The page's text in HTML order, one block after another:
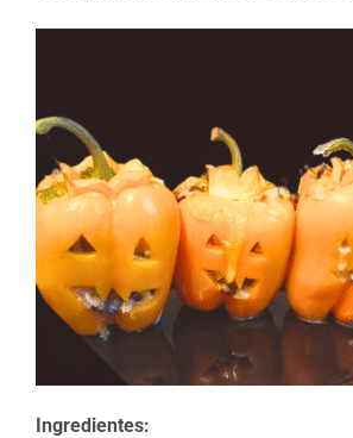
Ingredientes: